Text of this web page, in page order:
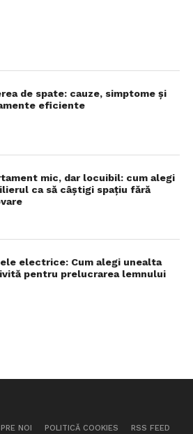
de spate: cauze, simptome și
eficiente
mic, dar locuibil: cum alegi
ca să câștigi spațiu fără
electrice: Cum alegi unealta
pentru prelucrarea lemnului
NOI POLITICĂ COOKIES RSS FEED